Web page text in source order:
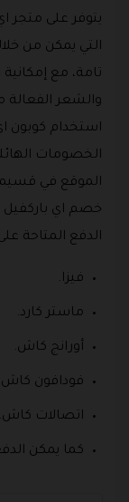
يتوفر على متجر
التي يمكن من
تامة، مع
والشعر
استخدام كوبون
الخصومات
الموقع في
خصم اي باركفيل
الدفع المتاحة
فيزا.
ماستر كارد.
أورانج كاش.
فودافون كاش.
اتصالات كاش.
كما يمكن